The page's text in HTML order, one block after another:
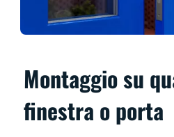
Montaggio su
finestra o porta